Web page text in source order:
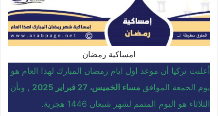
امساكية رمضان
أعلنت تركيا أن موعد اول ايام رمضان المبارك لهذا العام هو
يوم الجمعة الموافق مساء الخميس، 27 فبراير 2025
, وبأن
الثلاثاء هو اليوم المتمم لشهر شبعان 1446 هجرية.